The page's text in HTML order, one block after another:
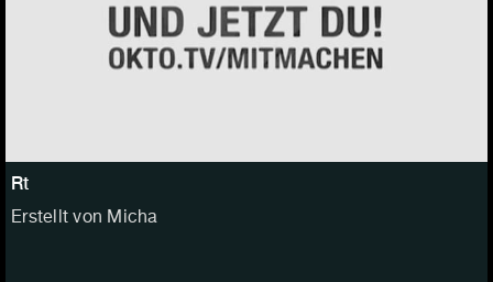
Rt
Erstellt von Micha